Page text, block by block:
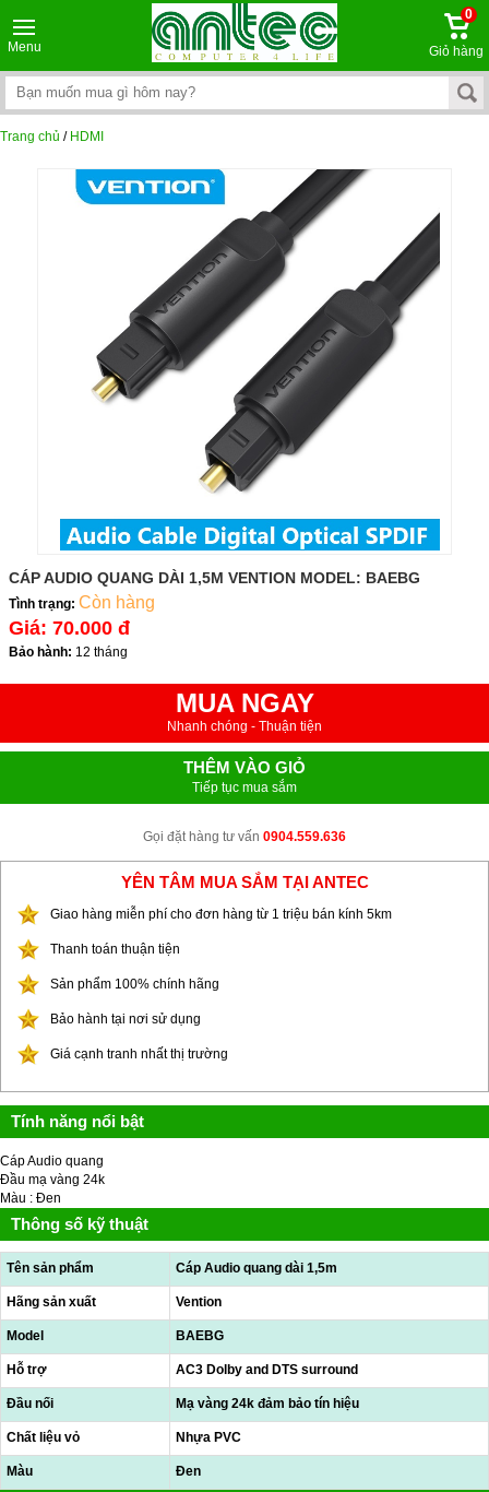
Menu
0
Giỏ hàng
Trang chủ / HDMI
CÁP AUDIO QUANG DÀI 1,5M VENTION MODEL: BAEBG
Tình trạng: Còn hàng
Giá: 70.000 đ
Bảo hành: 12 tháng
MUA NGAY
Nhanh chóng - Thuận tiện
THÊM VÀO GIỎ
Tiếp tục mua sắm
Gọi đặt hàng tư vấn 0904.559.636
YÊN TÂM MUA SẮM TẠI ANTEC
Giao hàng miễn phí cho đơn hàng từ 1 triệu bán kính 5km
Thanh toán thuận tiện
Sản phẩm 100% chính hãng
Bảo hành tại nơi sử dụng
Giá cạnh tranh nhất thị trường
Tính năng nổi bật
Cáp Audio quang
Đầu mạ vàng 24k
Màu : Đen
Thông số kỹ thuật
Tên sản phẩm Cáp Audio quang dài 1,5m
Hãng sản xuất Vention
Model BAEBG
Hỗ trợ AC3 Dolby and DTS surround
Đầu nối Mạ vàng 24k đảm bảo tín hiệu
Chất liệu vỏ Nhựa PVC
Màu Đen